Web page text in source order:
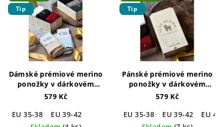
Tip
Dámské prémiové merino
ponožky v dárkovém
balení (3 páry)
Women 3-pack
579 Kč
EU 35-38
EU 39-42
Tip
Pánské prémiové merino
ponožky v dárkovém
balení (3 páry)
3-pack
579 Kč
EU 35-38
EU 39-42
EU